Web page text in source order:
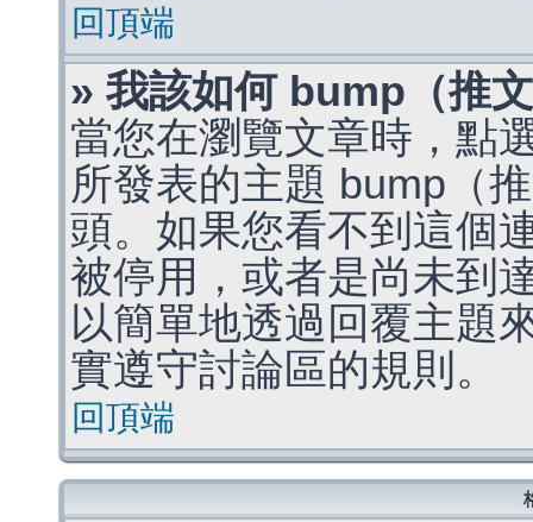
回頂端
» 我該如何 bump（推
當您在瀏覽文章時，點
所發表的主題 bump（
頭。如果您看不到這個
被停用，或者是尚未到
以簡單地透過回覆主題
實遵守討論區的規則。
回頂端